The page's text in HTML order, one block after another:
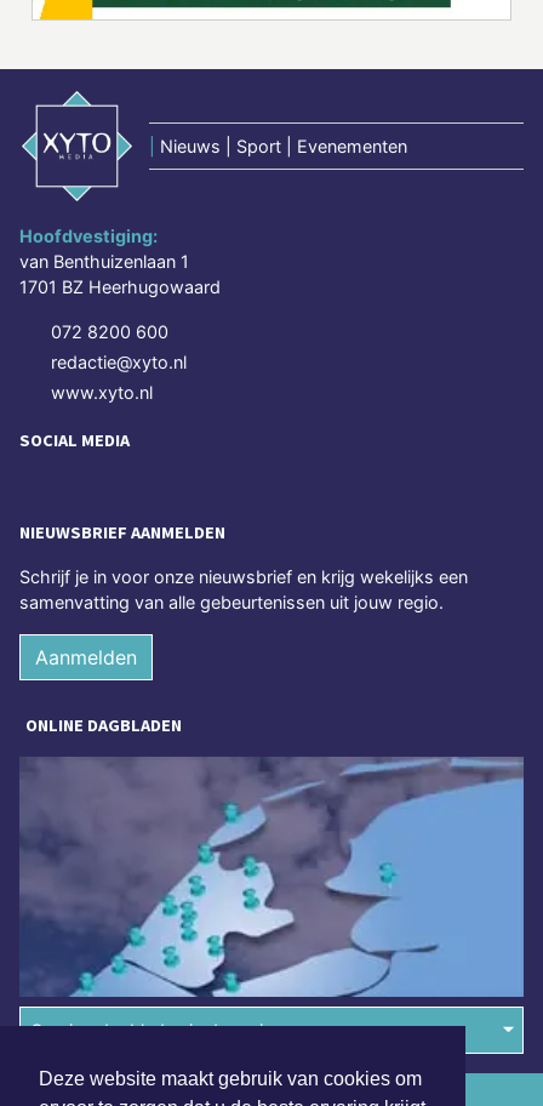
Deze website maakt gebruik van cookies om
Nieuws | Sport | Evenementen
Hoofdvestiging:
van Benthuizenlaan 1
1701 BZ Heerhugowaard
072 8200 600
redactie@xyto.nl
www.xyto.nl
SOCIAL MEDIA
NIEUWSBRIEF AANMELDEN
Schrijf je in voor onze nieuwsbrief en krijg wekelijks een
samenvatting van alle gebeurtenissen uit jouw regio.
Aanmelden
ONLINE DAGBLADEN
Overige dagbladen in de regio